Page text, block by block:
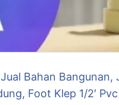
Bahan Bangunan,
Foot Klep 1/2′ Pvc